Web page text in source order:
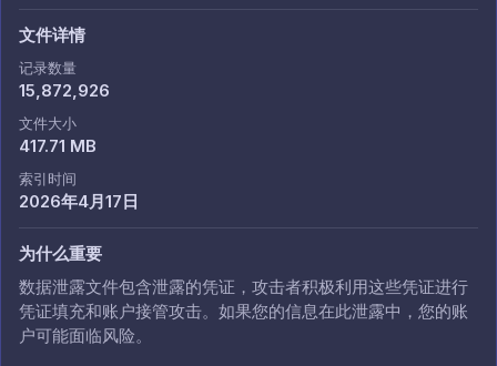
文件详情
记录数量
15,872,926
文件大小
417.71 MB
索引时间
2026年4月17日
为什么重要
数据泄露文件包含泄露的凭证，攻击者积极利用这些凭证进行
凭证填充和账户接管攻击。如果您的信息在此泄露中，您的账
户可能面临风险。